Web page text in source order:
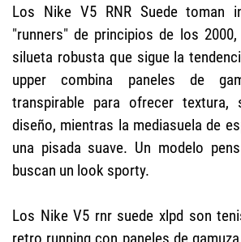
Los Nike V5 RNR Suede toman
"runners" de principios de los
silueta robusta que sigue la
upper combina paneles de
transpirable para ofrecer textura,
diseño, mientras la mediasuela de
una pisada suave. Un modelo
buscan un look sporty.
Los Nike V5 rnr suede xlpd son